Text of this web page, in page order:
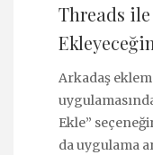
Threads ile
Arkadaş
Ekle”
da uygulama